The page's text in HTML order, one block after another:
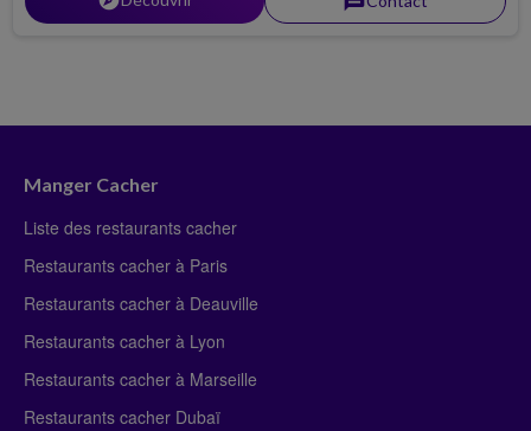
Manger Cacher
Liste des restaurants cacher
Restaurants cacher à Paris
Restaurants cacher à Deauville
Restaurants cacher à Lyon
Restaurants cacher à Marseille
Restaurants cacher Dubaï